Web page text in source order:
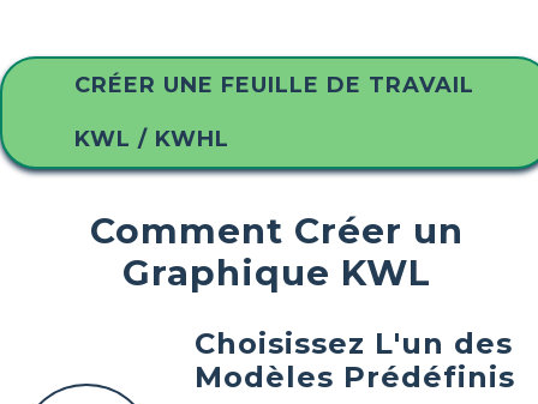
CRÉER UNE FEUILLE DE TRAVAIL
KWL / KWHL
Comment Créer un
Graphique KWL
Choisissez L'un des
Modèles Prédéfinis